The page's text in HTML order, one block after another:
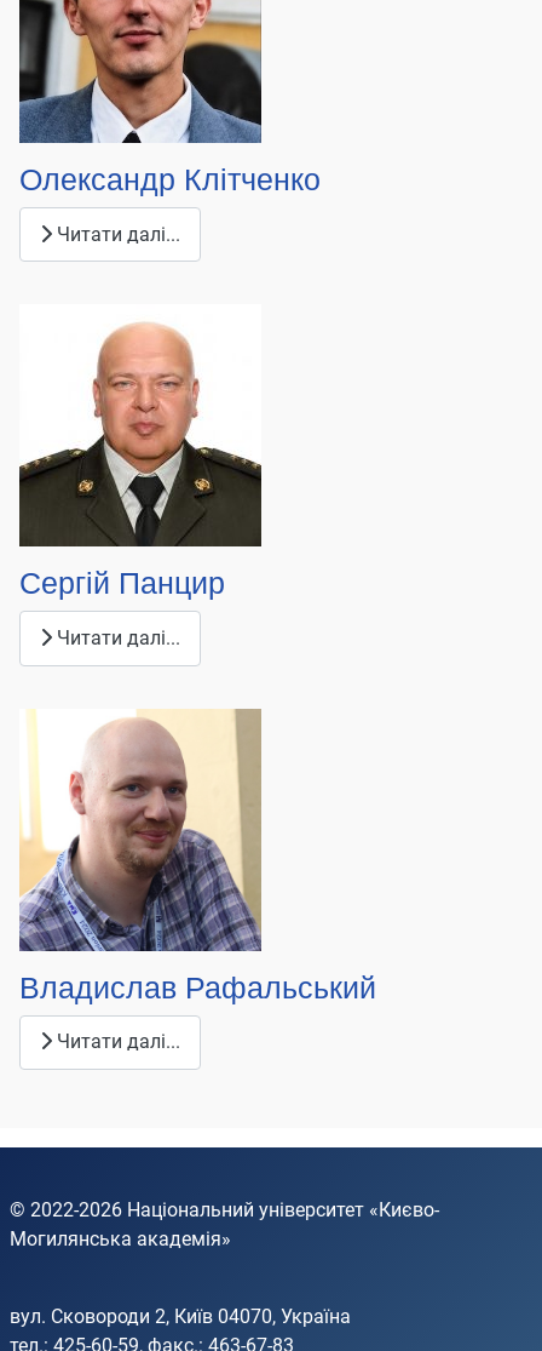
Олександр Клітченко
Читати далі...
Сергій Панцир
Читати далі...
Владислав Рафальський
Читати далі...
© 2022-2026 Національний університет «Києво-
Могилянська академія»
вул. Сковороди 2, Київ 04070, Україна
тел.: 425-60-59, факс.: 463-67-83